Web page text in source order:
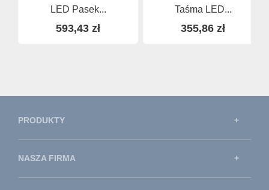
LED Pasek...
593,43 zł
Taśma LED...
355,86 zł
PRODUKTY
NASZA FIRMA